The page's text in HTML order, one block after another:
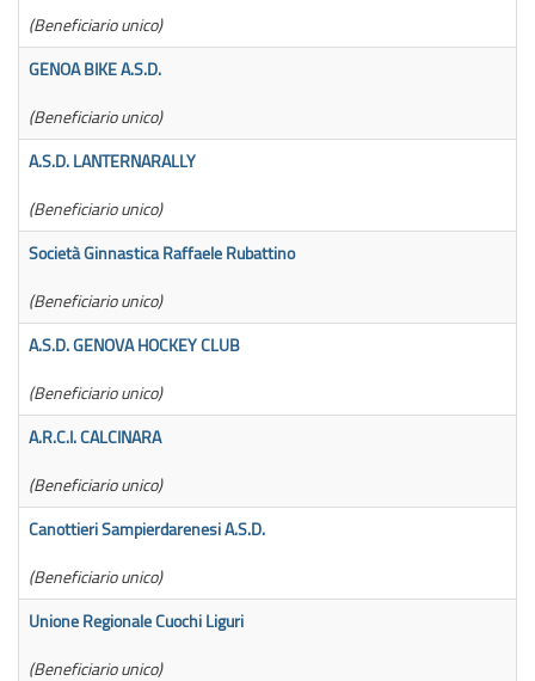
(Beneficiario unico)
GENOA BIKE A.S.D.
(Beneficiario unico)
A.S.D. LANTERNARALLY
(Beneficiario unico)
Società Ginnastica Raffaele Rubattino
(Beneficiario unico)
A.S.D. GENOVA HOCKEY CLUB
(Beneficiario unico)
A.R.C.I. CALCINARA
(Beneficiario unico)
Canottieri Sampierdarenesi A.S.D.
(Beneficiario unico)
Unione Regionale Cuochi Liguri
(Beneficiario unico)